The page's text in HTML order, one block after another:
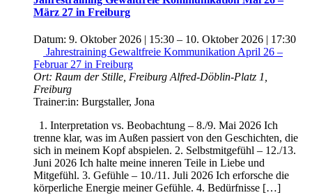
März 27 in Freiburg
Datum: 9. Oktober 2026 | 15:30 – 10. Oktober 2026 | 17:30
Jahrestraining Gewaltfreie Kommunikation April 26 –
Februar 27 in Freiburg
Ort: Raum der Stille, Freiburg Alfred-Döblin-Platz 1,
Freiburg
Trainer:in: Burgstaller, Jona
1. Interpretation vs. Beobachtung – 8./9. Mai 2026 Ich
trenne klar, was im Außen passiert von den Geschichten, die
sich in meinem Kopf abspielen. 2. Selbstmitgefühl – 12./13.
Juni 2026 Ich halte meine inneren Teile in Liebe und
Mitgefühl. 3. Gefühle – 10./11. Juli 2026 Ich erforsche die
körperliche Energie meiner Gefühle. 4. Bedürfnisse […]